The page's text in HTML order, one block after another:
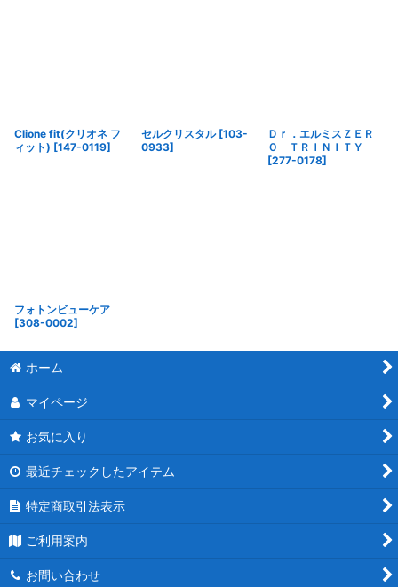
Clione fit(クリオネ フ
ィット) [147-0119]
セルクリスタル [103-
0933]
Ｄｒ．エルミスＺＥＲ
Ｏ ＴＲＩＮＩＴＹ
[277-0178]
フォトンビューケア
[308-0002]
ホーム
マイページ
お気に入り
最近チェックしたアイテム
特定商取引法表示
ご利用案内
お問い合わせ